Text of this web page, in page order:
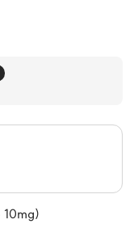
10mg)